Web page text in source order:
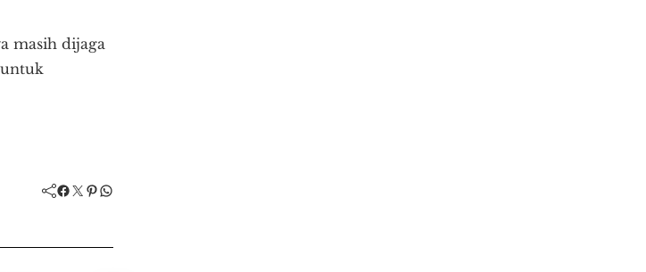
masih dijaga
Facebook Twitter Pinterest WhatsApp